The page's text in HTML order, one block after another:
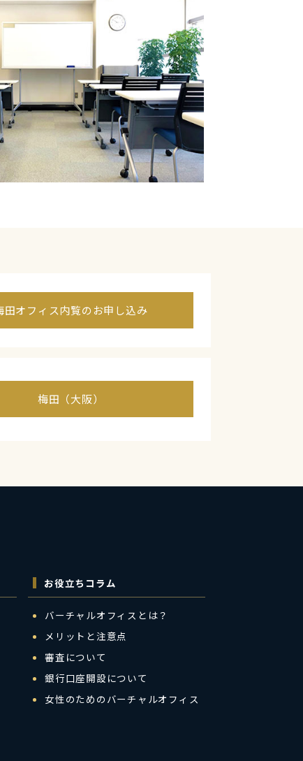
田オフィス内覧のお申し込み
梅田（大阪）
お役立ちコラム
バーチャルオフィスとは？
メリットと注意点
審査について
銀行口座開設について
女性のためのバーチャルオフィス